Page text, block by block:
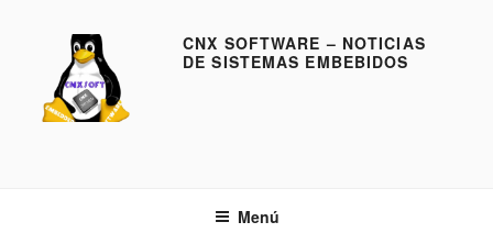
CNX SOFTWARE – NOTICIAS
DE SISTEMAS EMBEBIDOS
Menú